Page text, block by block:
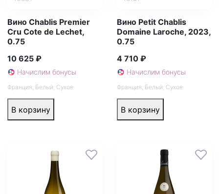
Вино Chablis Premier
Cru Cote de Lechet,
0.75
10 625 ₽
Начислим бонусы
Франция, Белый, Сухое
В корзину
Вино Petit Chablis
Domaine Laroche, 2023,
0.75
4 710 ₽
Начислим бонусы
Франция, Белый, Сухое
В корзину